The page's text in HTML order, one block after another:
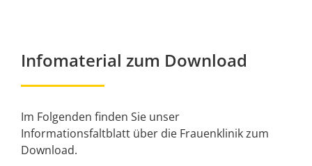
Infomaterial zum Download
Im Folgenden finden Sie unser
Informationsfaltblatt über die Frauenklinik zum
Download.